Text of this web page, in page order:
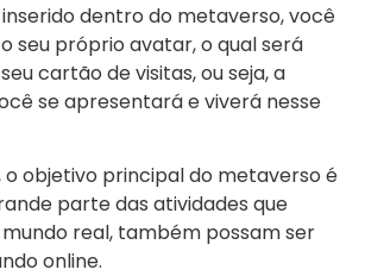
dentro do metaverso, você
seu próprio avatar, o qual será
cartão de visitas, ou seja, a
se apresentará e viverá nesse
o objetivo principal do metaverso é
parte das atividades que
real, também possam ser
online.